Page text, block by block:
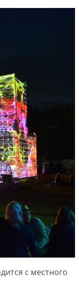
с местного